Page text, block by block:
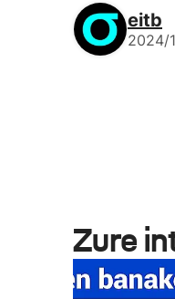
eitb
2024/
Zure